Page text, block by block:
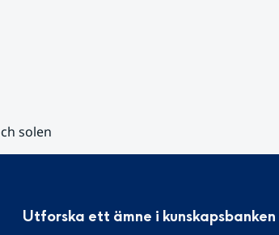
solen
Utforska ett ämne i kunskapsbanken